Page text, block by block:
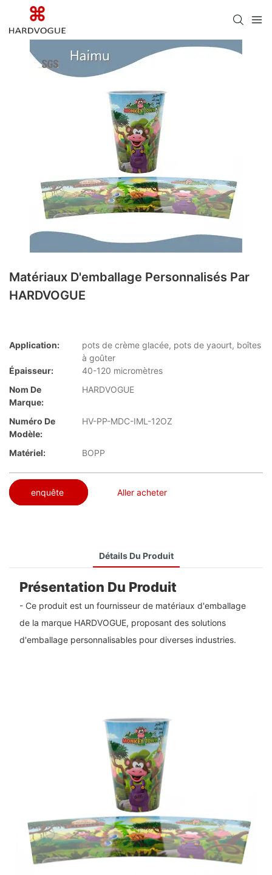
Matériaux D'emballage Personnalisés Par
HARDVOGUE
Application:
pots de crème glacée, pots de yaourt, boîtes
à goûter
Épaisseur:
40-120 micromètres
Nom De
Marque:
HARDVOGUE
Numéro De
Modèle:
HV-PP-MDC-IML-12OZ
Matériel: BOPP
enquête Aller acheter
Détails Du Produit
Présentation Du Produit
- Ce produit est un fournisseur de matériaux d'emballage
de la marque HARDVOGUE, proposant des solutions
d'emballage personnalisables pour diverses industries.